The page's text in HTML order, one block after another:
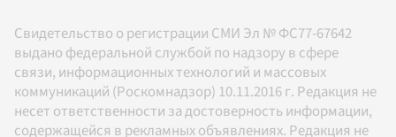
Свидетельство о регистрации СМИ Эл № ФС77-67642
выдано федеральной службой по надзору в сфере
связи, информационных технологий и массовых
коммуникаций (Роскомнадзор) 10.11.2016 г. Редакция не
несет ответственности за достоверность информации,
содержащейся в рекламных объявлениях. Редакция не